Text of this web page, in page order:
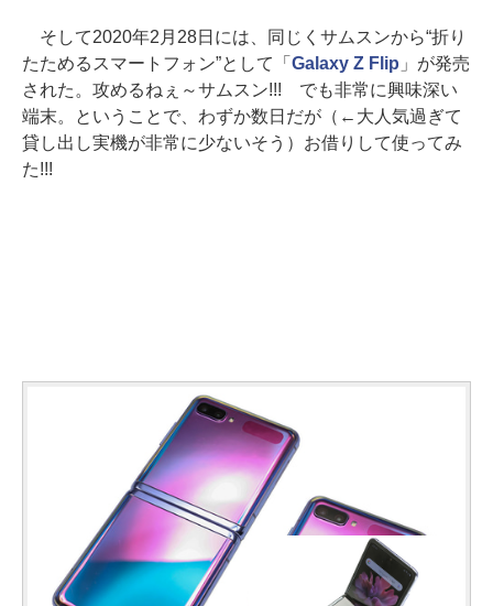
そして2020年2月28日には、同じくサムスンから“折り
たためるスマートフォン”として「 Galaxy Z Flip 」が発売
された。攻めるねぇ～サムスン!!! でも非常に興味深い
端末。ということで、わずか数日だが（←大人気過ぎて
貸し出し実機が非常に少ないそう）お借りして使ってみ
た!!!